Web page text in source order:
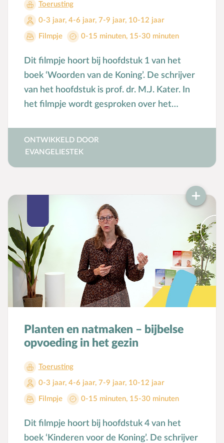
Toerusting
0-3 jaar, 4-6 jaar, 7-9 jaar, 10-12 jaar
Filmpje 0-15 minuten, 15-30 minuten
Dit filmpje hoort bij hoofdstuk 1 van het
boek ‘Woorden van de Koning’. De schrijver
van het hoofdstuk is prof. dr. M.J. Kater. In
het filmpje wordt gesproken over het
ONTWIKKELD DOOR
EVANGELIESTEK
Planten en natmaken – bijbelse
opvoeding in het gezin
Toerusting
0-3 jaar, 4-6 jaar, 7-9 jaar, 10-12 jaar
Filmpje 0-15 minuten, 15-30 minuten
Dit filmpje hoort bij hoofdstuk 4 van het
boek ‘Kinderen voor de Koning’. De schrijver